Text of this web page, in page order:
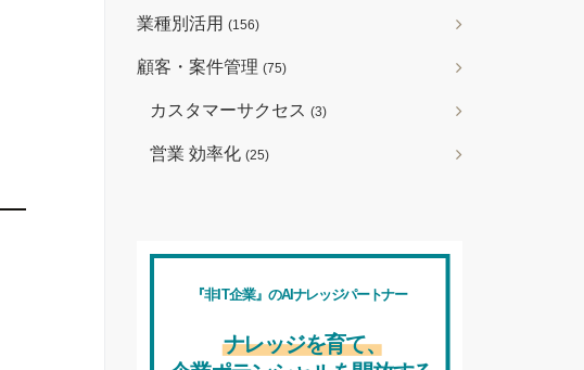
業種別活用 (156)
顧客・案件管理 (75)
カスタマーサクセス (3)
営業 効率化 (25)